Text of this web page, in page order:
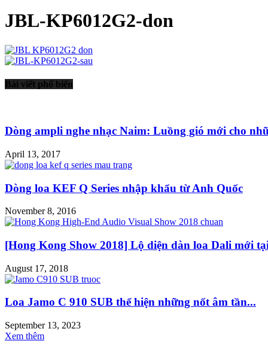
JBL-KP6012G2-don
Bài viết phổ biến
Dòng ampli nghe nhạc Naim: Luồng gió mới cho
April 13, 2017
Dòng loa KEF Q Series nhập khẩu từ Anh Quốc
November 8, 2016
[Hong Kong Show 2018] Lộ diện dàn loa Dali mới
August 17, 2018
Loa Jamo C 910 SUB thể hiện những nốt âm tần...
September 13, 2023
Xem thêm